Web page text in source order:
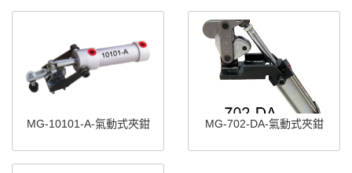
MG-10101-A-氣動式夾鉗 MG-702-DA-氣動式夾鉗